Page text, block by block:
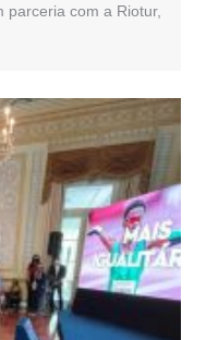
parceria com a Riotur,